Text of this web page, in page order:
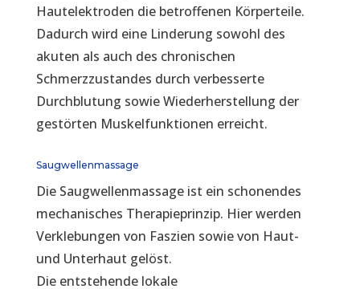
Hautelektroden die betroffenen Körperteile.
Dadurch wird eine Linderung sowohl des
akuten als auch des chronischen
Schmerzzustandes durch verbesserte
Durchblutung sowie Wiederherstellung der
gestörten Muskelfunktionen erreicht.
Saugwellenmassage
Die Saugwellenmassage ist ein schonendes
mechanisches Therapieprinzip. Hier werden
Verklebungen von Faszien sowie von Haut-
und Unterhaut gelöst.
Die entstehende lokale